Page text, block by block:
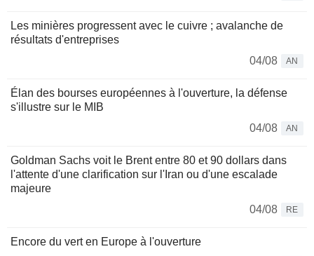
Les minières progressent avec le cuivre ; avalanche de
résultats d'entreprises
04/08
AN
Élan des bourses européennes à l'ouverture, la défense
s'illustre sur le MIB
04/08
AN
Goldman Sachs voit le Brent entre 80 et 90 dollars dans
l'attente d'une clarification sur l'Iran ou d'une escalade
majeure
04/08
RE
Encore du vert en Europe à l'ouverture